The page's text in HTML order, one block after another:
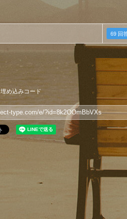
69 回
埋め込みコード